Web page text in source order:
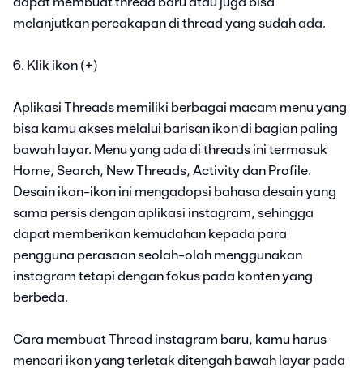
melanjutkan percakapan di thread yang sudah ada.
6. Klik ikon (+)
Aplikasi Threads memiliki berbagai macam menu yang
bisa kamu akses melalui barisan ikon di bagian paling
bawah layar. Menu yang ada di threads ini termasuk
Home, Search, New Threads, Activity dan Profile.
Desain ikon-ikon ini mengadopsi bahasa desain yang
sama persis dengan aplikasi instagram, sehingga
dapat memberikan kemudahan kepada para
pengguna perasaan seolah-olah menggunakan
instagram tetapi dengan fokus pada konten yang
berbeda.
Cara membuat Thread instagram baru, kamu harus
mencari ikon yang terletak ditengah bawah layar pada